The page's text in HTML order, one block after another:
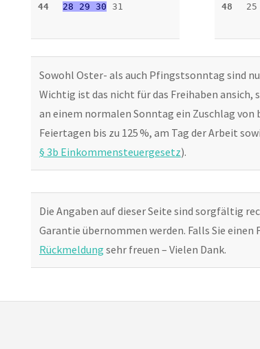
44
28 29 30 31
48
Sowohl Oster- als auch Pfingstsonntag sind
Wichtig ist das nicht für das Freihaben
an einem normalen Sonntag ein Zuschlag von
Feiertagen bis zu 125 %, am Tag der Arbeit
§ 3b Einkommensteuergesetz).
Die Angaben auf dieser Seite sind sorgfältig
Garantie übernommen werden. Falls Sie
Rückmeldung sehr freuen – Vielen Dank.